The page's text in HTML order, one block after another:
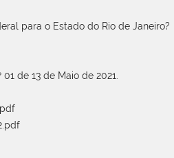
para o Estado do Rio de Janeiro?
de 13 de Maio de 2021.